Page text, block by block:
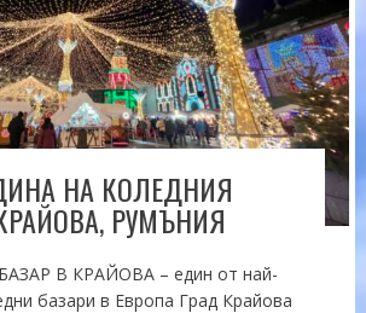
НА КОЛЕДНИЯ
РУМЪНИЯ
В КРАЙОВА – един от най-
базари в Европа Град Крайова